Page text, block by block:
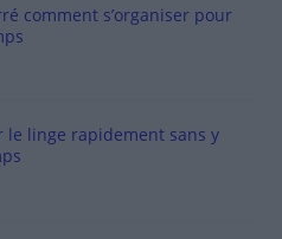
comment s’organiser pour
le linge rapidement sans y